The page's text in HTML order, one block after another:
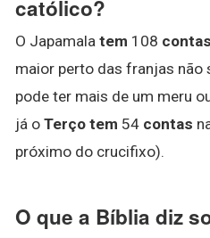
católico?
O Japamala tem 108 contas
maior perto das franjas não
pode ter mais de um meru
já o Terço tem 54 contas
próximo do crucifixo).
O que a Bíblia diz